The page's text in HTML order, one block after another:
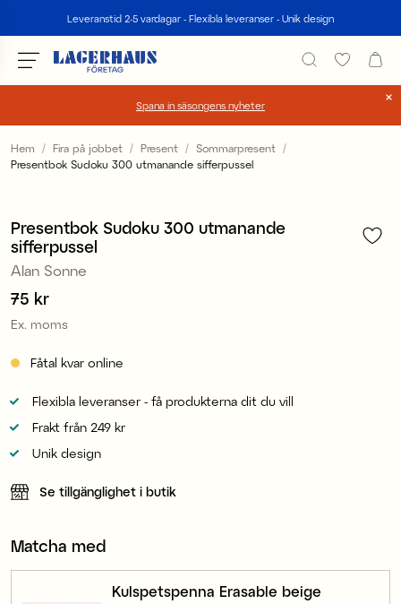
Leveranstid 2-5 vardagar - Flexibla leveranser - Unik design
Spana in säsongens nyheter
Välj språk / valuta
NO / NKR
Hem Fira på jobbet Present
Sommarpresent
Presentbok Sudoku 300 utmanande sifferpussel
Presentbok Sudoku 300 utmanande
sifferpussel
Alan Sonne
Pris:75 kr
75 kr
Ex. moms
Fåtal kvar online
Flexibla leveranser - få produkterna dit du vill
Frakt från 249 kr
Unik design
Se tillgänglighet i butik
Matcha med
Kulspetspenna Erasable beige